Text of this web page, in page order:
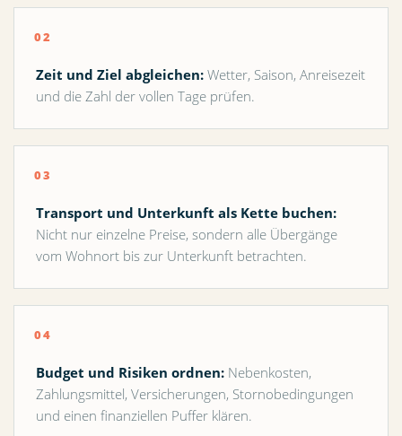
Zeit und Ziel abgleichen: Wetter, Saison, Anreisezeit
und die Zahl der vollen Tage prüfen.
Transport und Unterkunft als Kette buchen:
Nicht nur einzelne Preise, sondern alle Übergänge
vom Wohnort bis zur Unterkunft betrachten.
Budget und Risiken ordnen: Nebenkosten,
Zahlungsmittel, Versicherungen, Stornobedingungen
und einen finanziellen Puffer klären.